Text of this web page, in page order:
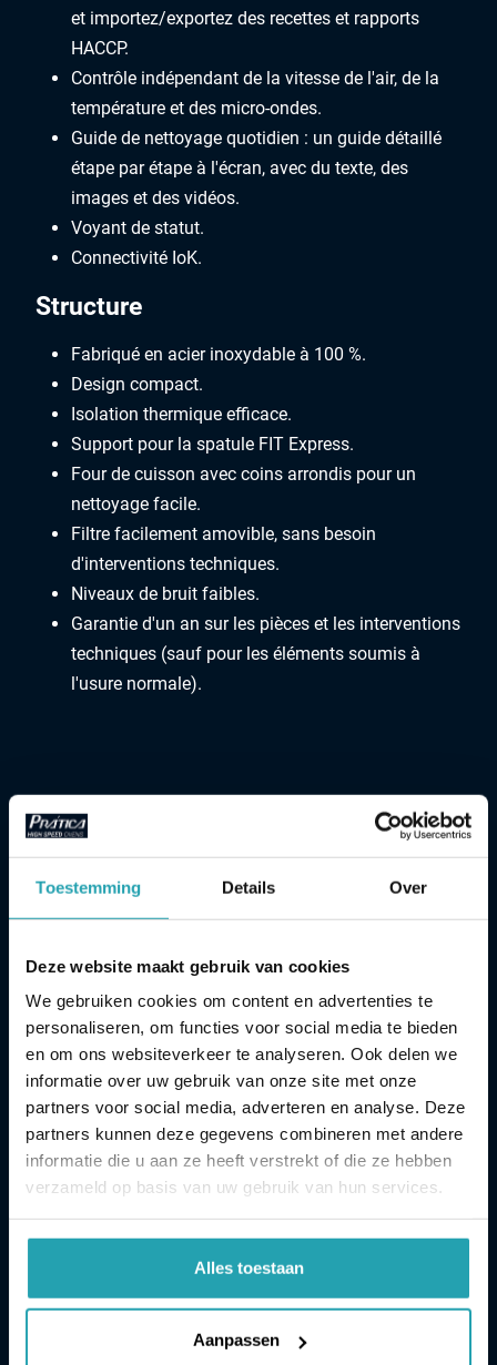
Toestemming Details Over
Deze website maakt gebruik van cookies
We gebruiken cookies om content en advertenties te
personaliseren, om functies voor social media te bieden
en om ons websiteverkeer te analyseren. Ook delen we
informatie over uw gebruik van onze site met onze
partners voor social media, adverteren en analyse. Deze
partners kunnen deze gegevens combineren met andere
informatie die u aan ze heeft verstrekt of die ze hebben
verzameld op basis van uw gebruik van hun services.
Alles toestaan
Aanpassen
Pizza Ovens
Accessories
À propos de Prática
Soutien
et importez/exportez des recettes et rapports
HACCP.
Contrôle indépendant de la vitesse de l'air, de la
température et des micro-ondes.
Guide de nettoyage quotidien : un guide détaillé
étape par étape à l'écran, avec du texte, des
images et des vidéos.
Voyant de statut.
Connectivité IoK.
Structure
Fabriqué en acier inoxydable à 100 %.
Design compact.
Isolation thermique efficace.
Support pour la spatule FIT Express.
Four de cuisson avec coins arrondis pour un
nettoyage facile.
Filtre facilement amovible, sans besoin
d'interventions techniques.
Niveaux de bruit faibles.
Garantie d'un an sur les pièces et les interventions
techniques (sauf pour les éléments soumis à
l'usure normale).
FIT EXPRESS
Sans évent
Aucune hotte nécessaire pour le
fonctionnement
La technologie du convertisseur catalytique
transforme la vapeur chargée de graisse en eau,
permettant ainsi au four de fonctionner sans
catalytique amovible permet aux opérateurs